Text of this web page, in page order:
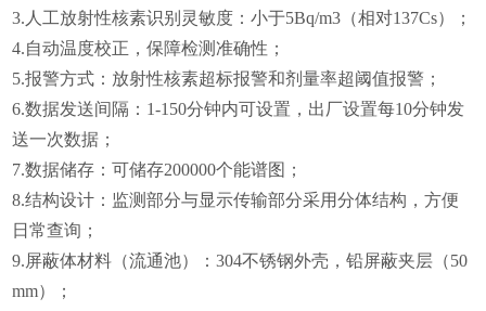
3.人工放射性核素识别灵敏度：小于5Bq/m3（相对137Cs）；
4.自动温度校正，保障检测准确性；
5.报警方式：放射性核素超标报警和剂量率超阈值报警；
6.数据发送间隔：1-150分钟内可设置，出厂设置每10分钟发
送一次数据；
7.数据储存：可储存200000个能谱图；
8.结构设计：监测部分与显示传输部分采用分体结构，方便
日常查询；
9.屏蔽体材料（流通池）：304不锈钢外壳，铅屏蔽夹层（50
mm）；